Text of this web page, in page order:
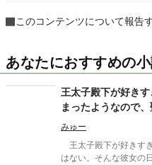
このコンテンツについて報告
あなたにおすすめの
王太子殿下が好き
まったようなので
退散することにしま
みゅー
王太子殿下が好きす
はない。そんな彼女